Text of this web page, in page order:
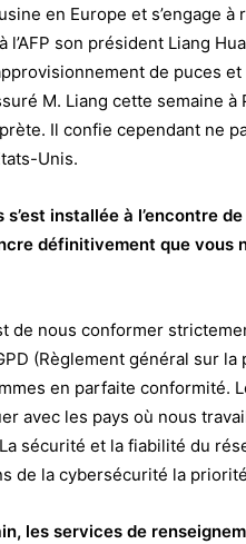
en Europe et s’engage à
son président Liang
de puces et
M. Liang cette semaine à
Il confie cependant ne
Unis.
installée à l’encontre de
définitivement que vous
de nous conformer
(Règlement général sur
en parfaite conformité.
avec les pays où nous
sécurité et la fiabilité du
de la cybersécurité la
les services de